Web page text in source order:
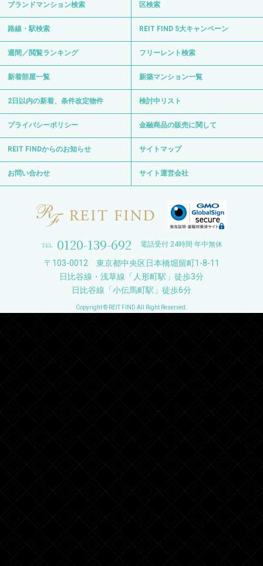
ブランドマンション検索 区検索
路線・駅検索 REIT FIND 5大キャンペーン
週間／閲覧ランキング フリーレント検索
新着部屋一覧 新築マンション一覧
2日以内の新着、条件改定物件 検討中リスト
プライバシーポリシー 金融商品の販売に関して
REIT FINDからのお知らせ サイトマップ
お問い合わせ サイト運営会社
0120-139-692 電話受付 24時間 年中無休
〒103-0012 東京都中央区日本橋堀留町1-8-11
日比谷線・浅草線「人形町駅」徒歩3分
日比谷線「小伝馬町駅」徒歩6分
Copyright © REIT FIND All Right Reserved.